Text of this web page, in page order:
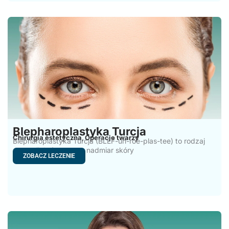
Blepharoplastyka Turcja
Chirurgia estetyczna,Operacje twarzy
Blepharoplastyka Turcja (BLEF-uh-roe-plas-tee) to rodzaj
operacji, która usuwa nadmiar skóry
ZOBACZ LECZENIE